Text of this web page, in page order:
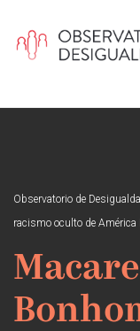
Observatorio de
racismo oculto de América